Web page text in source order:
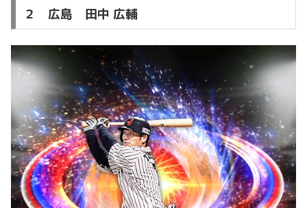
２ 広島 田中 広輔